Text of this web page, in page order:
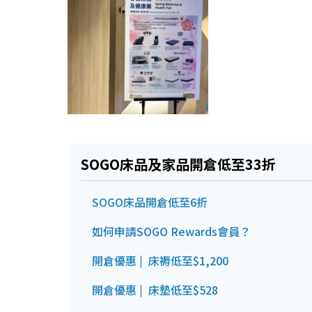
SOGO床品及家品開倉低至33折
SOGO床品開倉低至6折
如何申請SOGO Rewards會員？
開倉優惠 | 床褥低至$1,200
開倉優惠 | 床墊低至$528